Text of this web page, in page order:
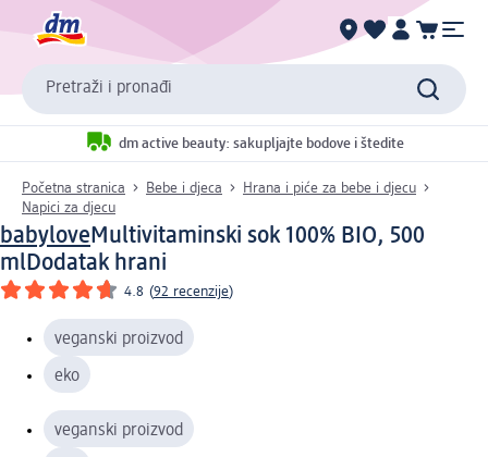
Pretraži i pronađi
dm active beauty: sakupljajte bodove i štedite
Početna stranica Bebe i djeca
Hrana i piće za bebe i djecu
Napici za djecu
babyloveMultivitaminski sok 100% BIO, 500
mlDodatak hrani
4.8 (92 recenzije)
veganski proizvod
eko
veganski proizvod